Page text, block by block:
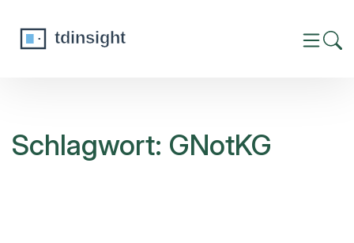
Schlagwort: GNotKG